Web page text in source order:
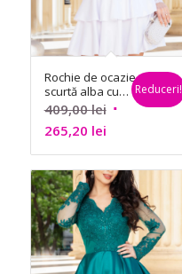
Rochie de ocazie
scurtă alba cu
mâneci lungi –
InPuff
409,00lei Prețul
a
fost:
409,00 lei.
265,20 leiPrețul
curent
este:
265,20 lei.
Reduceri!